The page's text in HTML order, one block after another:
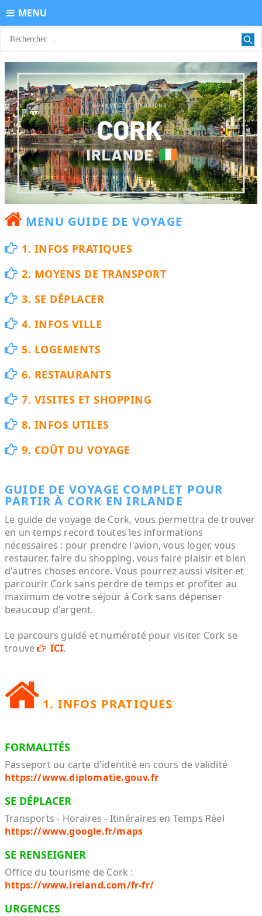
MENU
MENU GUIDE DE VOYAGE
1. INFOS PRATIQUES
2. MOYENS DE TRANSPORT
3. SE DÉPLACER
4. INFOS VILLE
5. LOGEMENTS
6. RESTAURANTS
7. VISITES ET SHOPPING
8. INFOS UTILES
9. COÛT DU VOYAGE
GUIDE DE VOYAGE COMPLET POUR
PARTIR À CORK EN IRLANDE
Le guide de voyage de Cork, vous permettra de trouver
en un temps record toutes les informations
nécessaires : pour prendre l'avion, vous loger, vous
restaurer, faire du shopping, vous faire plaisir et bien
d'autres choses encore. Vous pourrez aussi visiter et
parcourir Cork sans perdre de temps et profiter au
maximum de votre séjour à Cork sans dépenser
beaucoup d'argent.
Le parcours guidé et numéroté pour visiter Cork se
trouve
ICI.
1. INFOS PRATIQUES
FORMALITÉS
Passeport ou carte d'identité en cours de validité
https://www.diplomatie.gouv.fr
SE DÉPLACER
Transports - Horaires - Itinéraires en Temps Réel
https://www.google.fr/maps
SE RENSEIGNER
Office du tourisme de Cork :
https://www.ireland.com/fr-fr/
URGENCES